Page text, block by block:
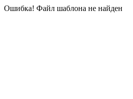
Ошибка! Файл шаблона не найден